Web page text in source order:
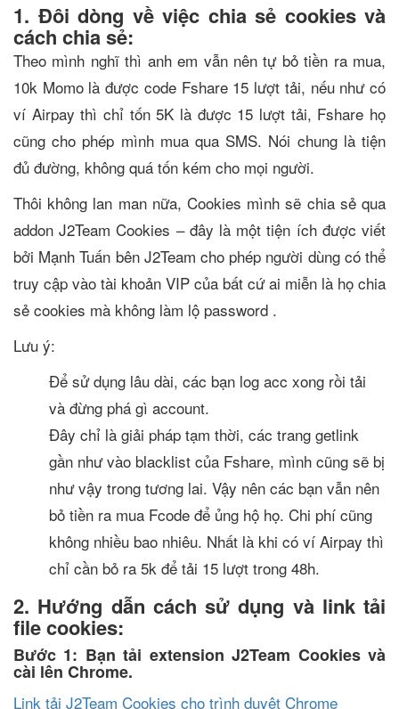
1. Đôi dòng về việc chia sẻ cookies và
cách chia sẻ:
Theo mình nghĩ thì anh em vẫn nên tự bỏ tiền ra mua,
10k Momo là được code Fshare 15 lượt tải, nếu như có
ví Airpay thì chỉ tốn 5K là được 15 lượt tải, Fshare họ
cũng cho phép mình mua qua SMS. Nói chung là tiện
đủ đường, không quá tốn kém cho mọi người.
Thôi không lan man nữa, Cookies mình sẽ chia sẻ qua
addon J2Team Cookies – đây là một tiện ích được viết
bởi Mạnh Tuấn bên J2Team cho phép người dùng có thể
truy cập vào tài khoản VIP của bất cứ ai miễn là họ chia
sẻ cookies mà không làm lộ password .
Lưu ý:
Để sử dụng lâu dài, các bạn log acc xong rồi tải
và đừng phá gì account.
Đây chỉ là giải pháp tạm thời, các trang getlink
gần như vào blacklist của Fshare, mình cũng sẽ bị
như vậy trong tương lai. Vậy nên các bạn vẫn nên
bỏ tiền ra mua Fcode để ủng hộ họ. Chi phí cũng
không nhiều bao nhiêu. Nhất là khi có ví Airpay thì
chỉ cần bỏ ra 5k để tải 15 lượt trong 48h.
2. Hướng dẫn cách sử dụng và link tải
file cookies:
Bước 1: Bạn tải extension J2Team Cookies và
cài lên Chrome.
Link tải J2Team Cookies cho trình duyệt Chrome